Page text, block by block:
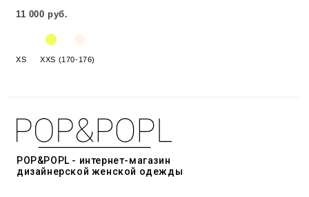
11 000 руб.
XS XXS (170-176)
POP&POPL - интернет-магазин
дизайнерской женской одежды